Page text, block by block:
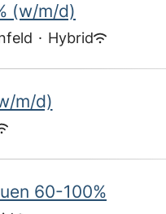
(w/m/d)
· Hybrid
m/d)
60-100%